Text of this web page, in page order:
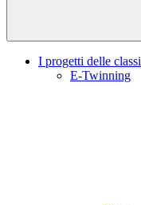
I progetti delle classi
E-Twinning